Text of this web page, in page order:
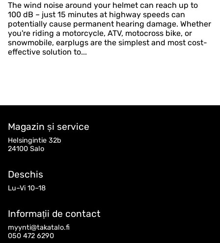
The wind noise around your helmet can reach up to
100 dB – just 15 minutes at highway speeds can
potentially cause permanent hearing damage. Whether
you're riding a motorcycle, ATV, motocross bike, or
snowmobile, earplugs are the simplest and most cost-
effective solution to...
Magazin și service
Helsingintie 32b
24100 Salo
Deschis
Lu–Vi 10–18
Informații de contact
myynti@takatalo.fi
050 472 6290